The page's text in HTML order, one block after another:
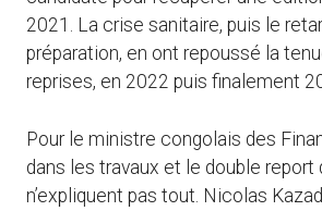
2021. La crise sanitaire, puis le
préparation, en ont repoussé la
reprises, en 2022 puis finalement
Pour le ministre congolais des
dans les travaux et le double report
n’expliquent pas tout. Nicolas